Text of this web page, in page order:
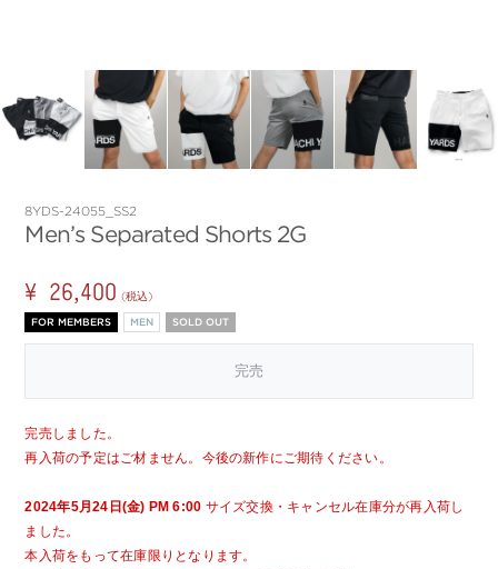
8YDS-24055_SS2
Men’s Separated Shorts 2G
¥ 26,400 (税込)
FOR MEMBERS MEN SOLD OUT
完売
完売しました。
再入荷の予定はご材ません。今後の新作にご期待ください。
2024年5月24日(金) PM 6:00 サイズ交換・キャンセル在庫分が再入荷し
ました。
本入荷をもって在庫限りとなります。